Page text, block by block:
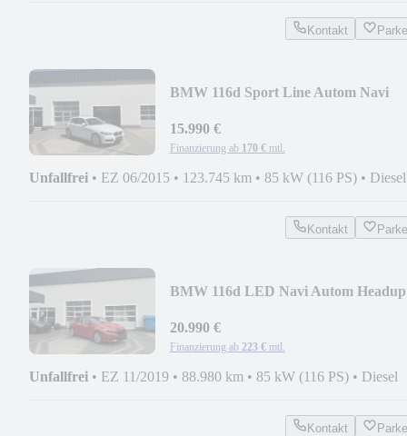
Kontakt
BMW 116d Sport Line Autom Navi
15.990 €
Finanzierung ab 170 € mtl.
Unfallfrei • EZ 06/2015 • 123.745 km • 85 kW (116 PS) • Diesel
Kontakt
BMW 116d LED Navi Autom Headup
20.990 €
Finanzierung ab 223 € mtl.
Unfallfrei • EZ 11/2019 • 88.980 km • 85 kW (116 PS) • Diesel
Kontakt